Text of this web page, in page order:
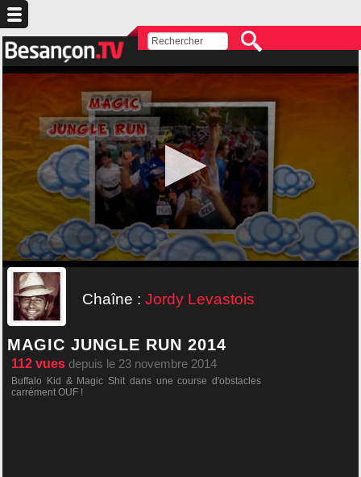
Chaîne : Jordy Levastois
MAGIC JUNGLE RUN 2014
112 vues depuis le 23 novembre 2014
Buffalo Kid & Magic Shit dans une course d'obstacles
carrément OUF !